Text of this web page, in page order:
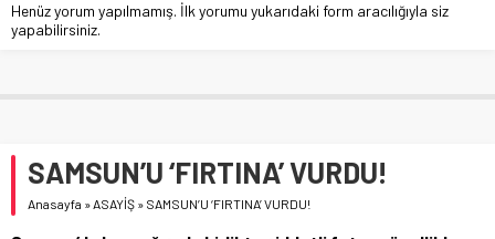
Henüz yorum yapılmamış. İlk yorumu yukarıdaki form aracılığıyla siz
yapabilirsiniz.
SAMSUN’U ‘FIRTINA’ VURDU!
Anasayfa »ASAYİŞ » SAMSUN’U ‘FIRTINA’ VURDU!